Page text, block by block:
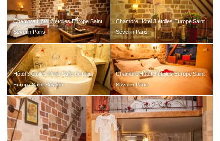
Chambre Hôtel 3 étoiles Europe Saint
Séverin Paris
Chambre Hôtel 3 étoiles Europe Saint
Séverin Paris
Hôtel 3 étoiles Paris Salle de bain
Europe Saint Séverin
Chambre Hôtel 3 étoiles Europe Saint
Séverin Paris